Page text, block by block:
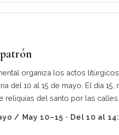
organiza los actos
del 10 al 15 de mayo. El día
reliquias del santo por las
/ May 10–15 · Del 10 al